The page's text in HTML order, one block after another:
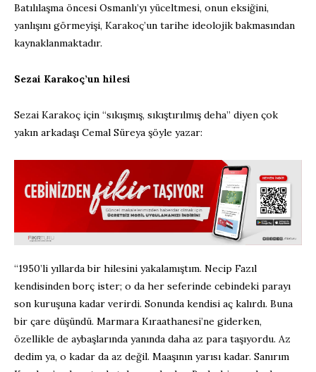
Batılılaşma öncesi Osmanlı’yı yüceltmesi, onun eksiğini,
yanlışını görmeyişi, Karakoç’un tarihe ideolojik bakmasından
kaynaklanmaktadır.
Sezai Karakoç’un hilesi
Sezai Karakoç için “sıkışmış, sıkıştırılmış deha” diyen çok
yakın arkadaşı Cemal Süreya şöyle yazar:
“1950’li yıllarda bir hilesini yakalamıştım. Necip Fazıl
kendisinden borç ister; o da her seferinde cebindeki parayı
son kuruşuna kadar verirdi. Sonunda kendisi aç kalırdı. Buna
bir çare düşündü. Marmara Kıraathanesi’ne giderken,
özellikle de aybaşlarında yanında daha az para taşıyordu. Az
dedim ya, o kadar da az değil. Maaşının yarısı kadar. Sanırım